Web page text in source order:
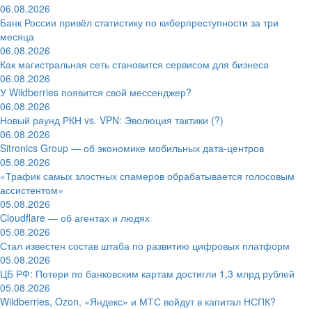
06.08.2026
Банк России привёл статистику по киберпреступности за три
месяца
06.08.2026
Как магистральная сеть становится сервисом для бизнеса
06.08.2026
У Wildberries появится свой мессенджер?
06.08.2026
Новый раунд РКН vs. VPN: Эволюция тактики (?)
06.08.2026
Sitronics Group — об экономике мобильных дата-центров
05.08.2026
«Трафик самых злостных спамеров обрабатывается голосовым
ассистентом»
05.08.2026
Cloudflare — об агентах и людях
05.08.2026
Стал известен состав штаба по развитию цифровых платформ
05.08.2026
ЦБ РФ: Потери по банковским картам достигли 1,3 млрд рублей
05.08.2026
Wildberries, Ozon, «Яндекс» и МТС войдут в капитал НСПК?